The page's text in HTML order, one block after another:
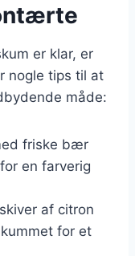
er klar, er
nogle tips til at
måde:
friske bær
en farverig
af citron
for et